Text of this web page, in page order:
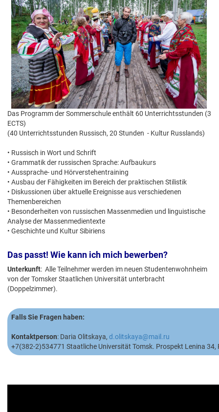
Das Programm der Sommerschule enthält 60 Unterrichtsstunden (3
ECTS)
(40 Unterrichtsstunden Russisch, 20 Stunden - Kultur Russlands)
• Russisch in Wort und Schrift
• Grammatik der russischen Sprache: Aufbaukurs
• Aussprache- und Hörverstehentraining
• Ausbau der Fähigkeiten im Bereich der praktischen Stilistik
• Diskussionen über aktuelle Ereignisse aus verschiedenen
Themenbereichen
• Besonderheiten von russischen Massenmedien und linguistische
Analyse der Massenmedientexte
• Geschichte und Kultur Sibiriens
Das passt! Wie kann ich mich bewerben?
Unterkunft: Alle Teilnehmer werden im neuen Studentenwohnheim
von der Tomsker Staatlichen Universität unterbracht
(Doppelzimmer).
Falls Sie Fragen haben:
Kontaktperson: Daria Olitskaya, d.olitskaya@mail.ru
+7(382-2)534771 Staatliche Universität Tomsk. Prospekt Lenina 34,